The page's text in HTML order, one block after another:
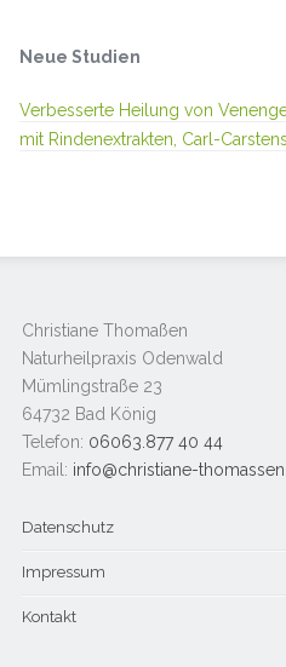
Neue Studien
Verbesserte Heilung von
mit Rindenextrakten, Carl-
Christiane Thomaßen
Naturheilpraxis Odenwald
Mümlingstraße 23
64732 Bad König
Telefon: 06063.877 40 44
Email: info@christiane-
Datenschutz
Impressum
Kontakt